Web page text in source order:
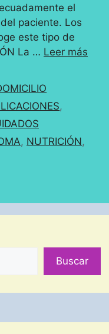
el
paciente. Los
este tipo de
La … Leer más
,
, NUTRICIÓN,
Buscar